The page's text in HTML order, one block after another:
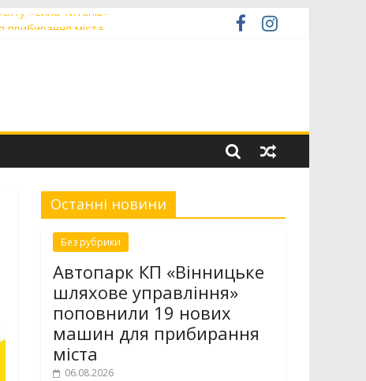
«Сила титанів»
в міській раді
Останні новини
Без рубрики
Автопарк КП «Вінницьке
шляхове управління»
поповнили 19 нових
машин для прибирання
міста
06.08.2026